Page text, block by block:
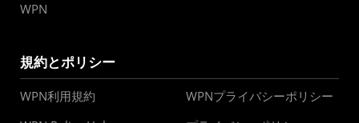
WPN
規約とポリシー
WPN利用規約
WPNプライバシーポリシー